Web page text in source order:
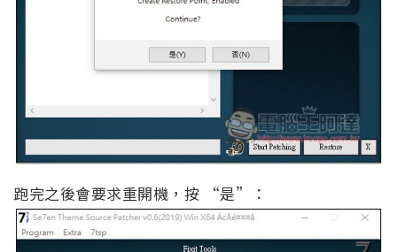
跑完之後會要求重開機，按 “是”：